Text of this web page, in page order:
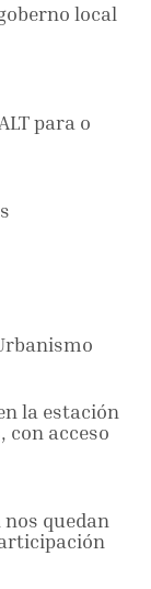
local
para o
la estación
con acceso
nos quedan